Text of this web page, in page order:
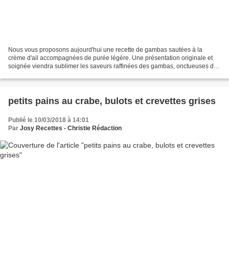
Nous vous proposons aujourd'hui une recette de gambas sautées à la
crème d'ail accompagnées de purée légère. Une présentation originale et
soignée viendra sublimer les saveurs raffinées des gambas, onctueuses de
petits pains au crabe, bulots et crevettes grises
Publié le 10/03/2018 à 14:01
Par Josy Recettes - Christie Rédaction